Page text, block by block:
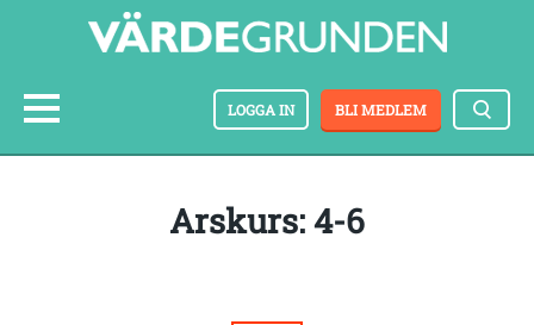
BLI MEDLEM
LOGGA IN
arskurs: 4-6